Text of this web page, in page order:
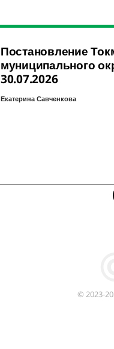
Постановление
муниципального
30.07.2026
Екатерина Савченкова
© 2023-